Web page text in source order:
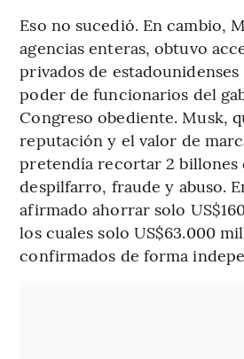
Eso no sucedió. En cambio,
agencias enteras, obtuvo
privados de
poder de funcionarios del
Congreso obediente. Musk,
reputación y el valor de
pretendía recortar 2 billones
despilfarro, fraude y abuso.
afirmado ahorrar solo
los cuales solo US$63.000
confirmados de forma